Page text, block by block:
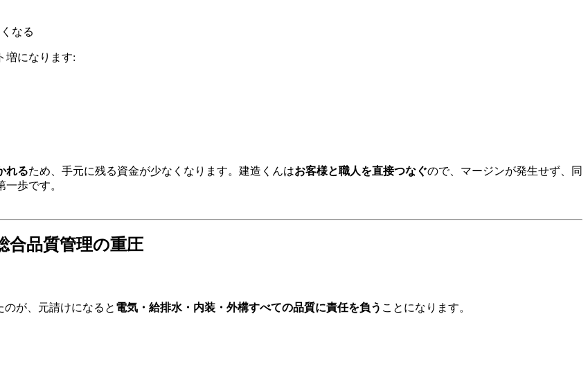
なる
増になります:
れるため、手元に残る資金が少なくなります。建造くんはお客様と職人を直接つなぐので、マージンが発生せず、同
歩です。
合品質管理の重圧
が、元請けになると 電気・給排水・内装・外構すべての品質に責任を負う ことになります。